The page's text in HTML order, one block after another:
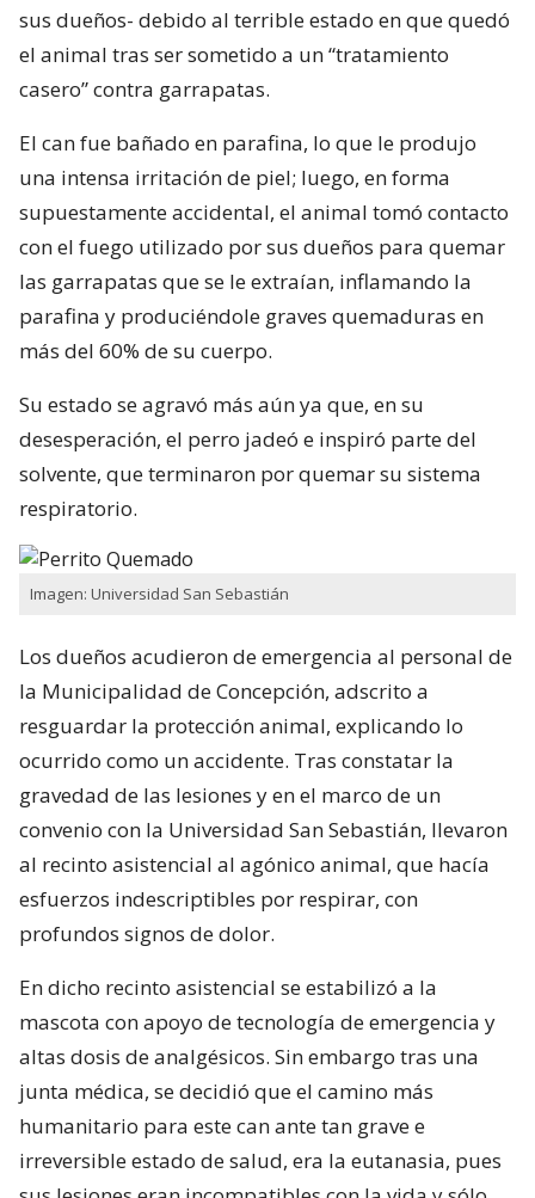
sus dueños- debido al terrible estado en que quedó
el animal tras ser sometido a un “tratamiento
casero” contra garrapatas.
El can fue bañado en parafina, lo que le produjo
una intensa irritación de piel; luego, en forma
supuestamente accidental, el animal tomó contacto
con el fuego utilizado por sus dueños para quemar
las garrapatas que se le extraían, inflamando la
parafina y produciéndole graves quemaduras en
más del 60% de su cuerpo.
Su estado se agravó más aún ya que, en su
desesperación, el perro jadeó e inspiró parte del
solvente, que terminaron por quemar su sistema
respiratorio.
Imagen: Universidad San Sebastián
Los dueños acudieron de emergencia al personal de
la Municipalidad de Concepción, adscrito a
resguardar la protección animal, explicando lo
ocurrido como un accidente. Tras constatar la
gravedad de las lesiones y en el marco de un
convenio con la Universidad San Sebastián, llevaron
al recinto asistencial al agónico animal, que hacía
esfuerzos indescriptibles por respirar, con
profundos signos de dolor.
En dicho recinto asistencial se estabilizó a la
mascota con apoyo de tecnología de emergencia y
altas dosis de analgésicos. Sin embargo tras una
junta médica, se decidió que el camino más
humanitario para este can ante tan grave e
irreversible estado de salud, era la eutanasia, pues